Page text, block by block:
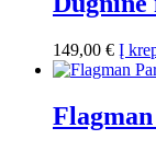
149,00 € Į